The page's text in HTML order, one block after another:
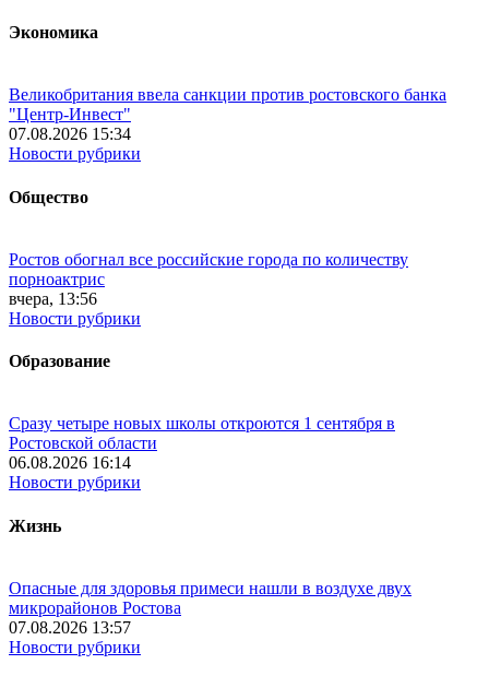
Экономика
Великобритания ввела санкции против ростовского банка
"Центр-Инвест"
07.08.2026 15:34
Новости рубрики
Общество
Ростов обогнал все российские города по количеству
порноактрис
вчера, 13:56
Новости рубрики
Образование
Сразу четыре новых школы откроются 1 сентября в
Ростовской области
06.08.2026 16:14
Новости рубрики
Жизнь
Опасные для здоровья примеси нашли в воздухе двух
микрорайонов Ростова
07.08.2026 13:57
Новости рубрики